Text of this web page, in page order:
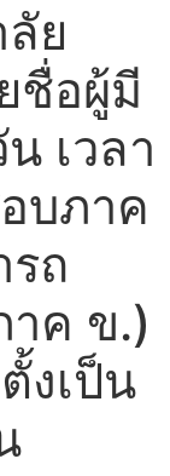
ย
ชื่อผู้มี
เวลา
บภาค
ถ
าค ข.)
งเป็น